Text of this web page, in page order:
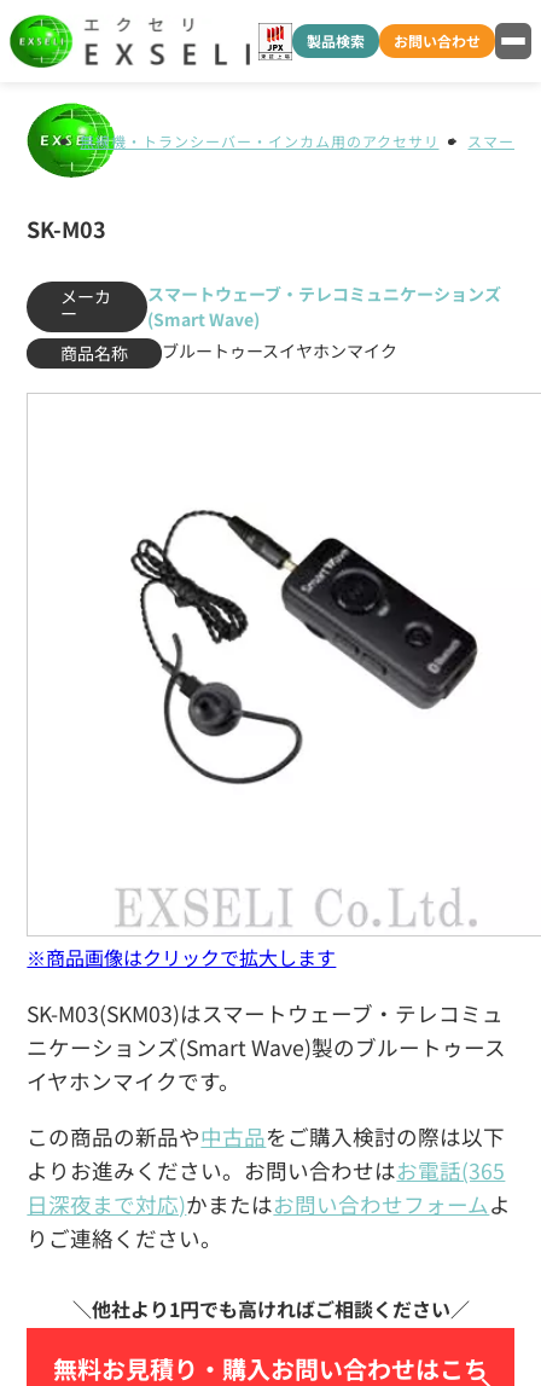
製品検索 お問い合わせ
無線機・トランシーバー・インカム用のアクセサリ スマート
SK-M03
メーカ
ー
スマートウェーブ・テレコミュニケーションズ
(Smart Wave)
商品名称
ブルートゥースイヤホンマイク
SK-M03(SKM03)はスマートウェーブ・テレコミュ
ニケーションズ(Smart Wave)製のブルートゥース
イヤホンマイクです。
この商品の新品や中古品をご購入検討の際は以下
よりお進みください。お問い合わせはお電話(365
日深夜まで対応)かまたはお問い合わせフォームよ
りご連絡ください。
無料お見積り・ 購入お問い合わせはこち
※商品画像はクリックで拡大します